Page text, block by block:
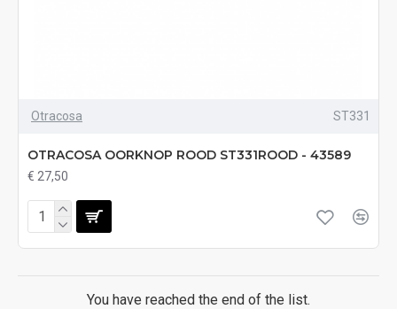
Otracosa ST331
OTRACOSA OORKNOP ROOD ST331ROOD - 43589
€ 27,50
You have reached the end of the list.